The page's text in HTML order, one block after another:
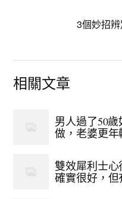
3個妙招
相關文章
男人過了50
做，老婆更年
雙效犀利士
確實很好，但